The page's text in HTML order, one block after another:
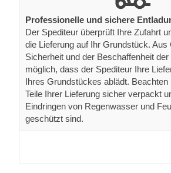
Professionelle und sichere
Der Spediteur überprüft Ihre Zufahrt
die Lieferung auf Ihr Grundstück. Aus
Sicherheit und der Beschaffenheit
möglich, dass der Spediteur Ihre
Ihres Grundstückes ablädt. Beachten
Teile Ihrer Lieferung sicher verpackt
Eindringen von Regenwasser und
geschützt sind.